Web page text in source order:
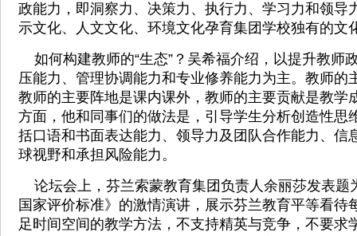
政能力，即洞察力、决策力、执行力、学习力和领导
示文化、人文文化、环境文化孕育集团学校独有的文
如何构建教师的“生态”？吴希福介绍，以提升教师
压能力、管理协调能力和专业修养能力为主。教师的
教师的主要阵地是课内课外，教师的主要贡献是教学
方面，他和同事们的做法是，引导学生分析创造性思
括口语和书面表达能力、领导力及团队合作能力、信
球视野和承担风险能力。
论坛会上，芬兰索蒙教育集团负责人余丽莎发表题
国家评价标准》的激情演讲，展示芬兰教育平等看待
足时间空间的教学方法，不支持精英与竞争，不要求